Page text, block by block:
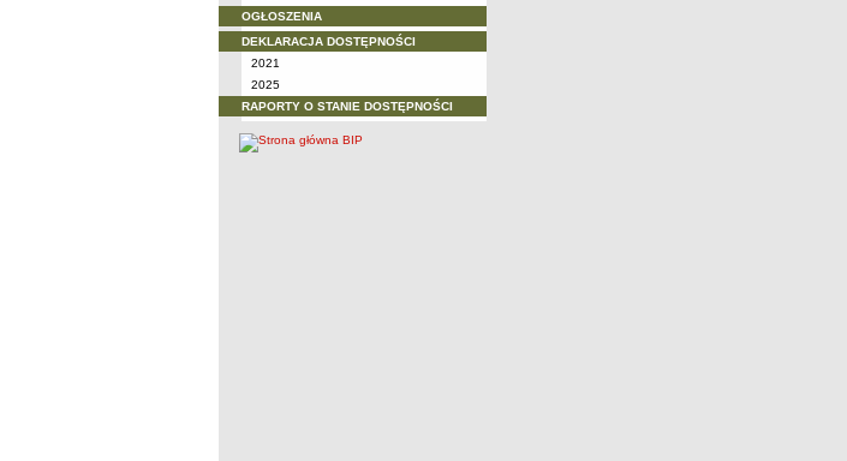
OGŁOSZENIA
DEKLARACJA DOSTĘPNOŚCI
2021
2025
RAPORTY O STANIE DOSTĘPNOŚCI